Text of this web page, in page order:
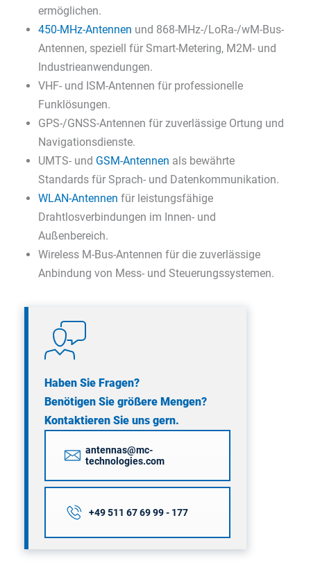
ermöglichen.
450-MHz-Antennen und 868-MHz-/LoRa-/wM-Bus-
Antennen, speziell für Smart-Metering, M2M- und
Industrieanwendungen.
VHF- und ISM-Antennen für professionelle
Funklösungen.
GPS-/GNSS-Antennen für zuverlässige Ortung und
Navigationsdienste.
UMTS- und GSM-Antennen als bewährte
Standards für Sprach- und Datenkommunikation.
WLAN-Antennen für leistungsfähige
Drahtlosverbindungen im Innen- und
Außenbereich.
Wireless M-Bus-Antennen für die zuverlässige
Anbindung von Mess- und Steuerungssystemen.
Haben Sie Fragen?
Benötigen Sie größere Mengen?
Kontaktieren Sie uns gern.
antennas@mc-
technologies.com
+49 511 67 69 99 - 177